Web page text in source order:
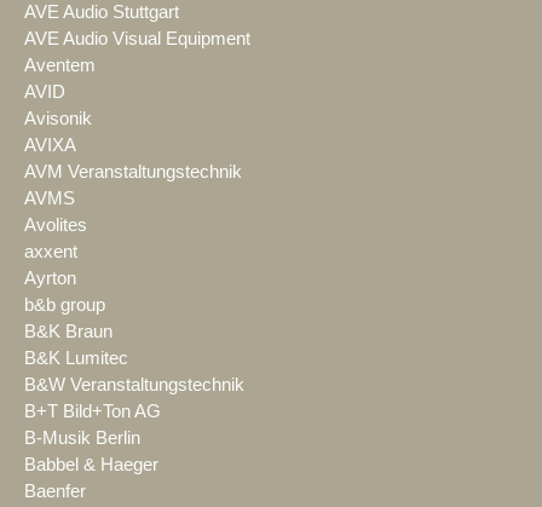
AVE Audio Stuttgart
AVE Audio Visual Equipment
Aventem
AVID
Avisonik
AVIXA
AVM Veranstaltungstechnik
AVMS
Avolites
axxent
Ayrton
b&b group
B&K Braun
B&K Lumitec
B&W Veranstaltungstechnik
B+T Bild+Ton AG
B-Musik Berlin
Babbel & Haeger
Baenfer